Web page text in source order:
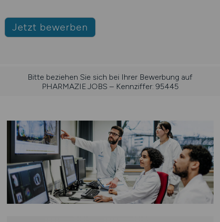
Jetzt bewerben
Bitte beziehen Sie sich bei Ihrer Bewerbung auf
PHARMAZIE.JOBS – Kennziffer: 95445